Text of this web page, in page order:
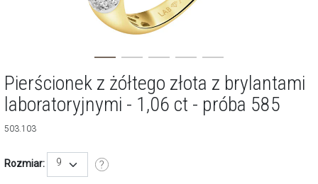
Pierścionek z żółtego złota z brylantami
laboratoryjnymi - 1,06 ct - próba 585
503.103
Rozmiar: 9